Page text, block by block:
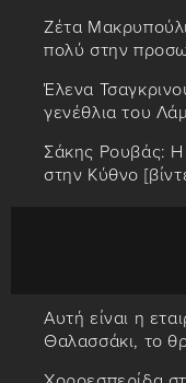
Ζέτα
πολύ στην
Έλενα
γενέθλια του
Σάκης Ρουβάς: Η
στην Κύθνο
Αυτή είναι η
Θαλασσάκι, το